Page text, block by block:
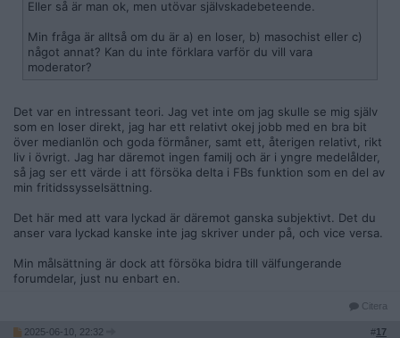
Eller så är man ok, men utövar självskadebeteende.
Min fråga är alltså om du är a) en loser, b) masochist eller c)
något annat? Kan du inte förklara varför du vill vara
moderator?
Det var en intressant teori. Jag vet inte om jag skulle se mig själv
som en loser direkt, jag har ett relativt okej jobb med en bra bit
över medianlön och goda förmåner, samt ett, återigen relativt, rikt
liv i övrigt. Jag har däremot ingen familj och är i yngre medelålder,
så jag ser ett värde i att försöka delta i FBs funktion som en del av
min fritidssysselsättning.
Det här med att vara lyckad är däremot ganska subjektivt. Det du
anser vara lyckad kanske inte jag skriver under på, och vice versa.
Min målsättning är dock att försöka bidra till välfungerande
forumdelar, just nu enbart en.
Citera
2025-06-10, 22:32 #17